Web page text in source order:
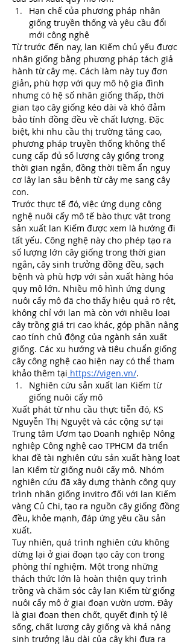
Hạn chế của phương pháp nhân
giống truyền thống và yêu cầu đổi
mới công nghệ
Từ trước đến nay, lan Kiếm chủ yếu được
nhân giống bằng phương pháp tách giả
hành từ cây mẹ. Cách làm này tuy đơn
giản, phù hợp với quy mô hộ gia đình
nhưng có hệ số nhân giống thấp, thời
gian tạo cây giống kéo dài và khó đảm
bảo tính đồng đều về chất lượng. Đặc
biệt, khi nhu cầu thị trường tăng cao,
phương pháp truyền thống không thể
cung cấp đủ số lượng cây giống trong
thời gian ngắn, đồng thời tiềm ẩn nguy
cơ lây lan sâu bệnh từ cây mẹ sang cây
con.
Trước thực tế đó, việc ứng dụng công
nghệ nuôi cấy mô tế bào thực vật trong
sản xuất lan Kiếm được xem là hướng đi
tất yếu. Công nghệ này cho phép tạo ra
số lượng lớn cây giống trong thời gian
ngắn, cây sinh trưởng đồng đều, sạch
bệnh và phù hợp với sản xuất hàng hóa
quy mô lớn. Nhiều mô hình ứng dụng
nuôi cấy mô đã cho thấy hiệu quả rõ rệt,
không chỉ với lan mà còn với nhiều loại
cây trồng giá trị cao khác, góp phần nâng
cao tính chủ động của ngành sản xuất
giống. Các xu hướng và tiêu chuẩn giống
cây công nghệ cao hiện nay có thể tham
khảo thêm tại https://vigen.vn/.
Nghiên cứu sản xuất lan Kiếm từ
giống nuôi cấy mô
Xuất phát từ nhu cầu thực tiễn đó, KS
Nguyễn Thị Nguyệt và các cộng sự tại
Trung tâm Ươm tạo Doanh nghiệp Nông
nghiệp Công nghệ cao TPHCM đã triển
khai đề tài nghiên cứu sản xuất hàng loạt
lan Kiếm từ giống nuôi cấy mô. Nhóm
nghiên cứu đã xây dựng thành công quy
trình nhân giống invitro đối với lan Kiếm
vàng Củ Chi, tạo ra nguồn cây giống đồng
đều, khỏe mạnh, đáp ứng yêu cầu sản
xuất.
Tuy nhiên, quá trình nghiên cứu không
dừng lại ở giai đoạn tạo cây con trong
phòng thí nghiệm. Một trong những
thách thức lớn là hoàn thiện quy trình
trồng và chăm sóc cây lan Kiếm từ giống
nuôi cấy mô ở giai đoạn vườn ươm. Đây
là giai đoạn then chốt, quyết định tỷ lệ
sống, chất lượng cây giống và khả năng
sinh trưởng lâu dài của cây khi đưa ra